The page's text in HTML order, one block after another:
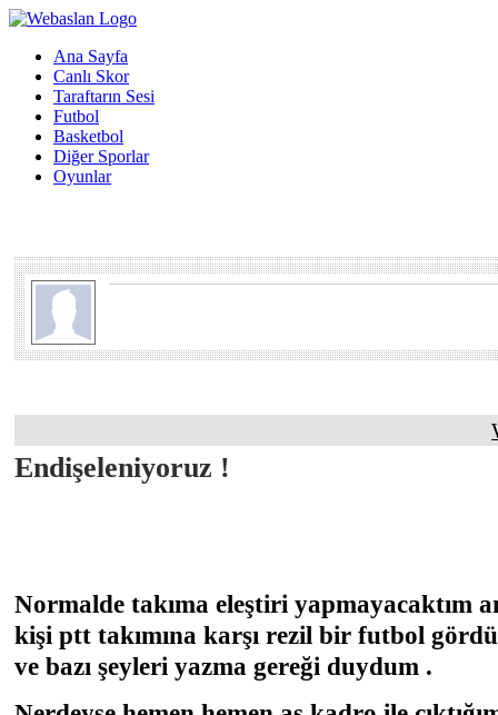
Ana Sayfa
Canlı Skor
Taraftarın Sesi
Futbol
Basketbol
Diğer Sporlar
Oyunlar
Endişeleniyoruz !
Normalde takıma eleştiri yapmayacaktım
kişi ptt takımına karşı rezil bir futbol
ve bazı şeyleri yazma gereği duydum .